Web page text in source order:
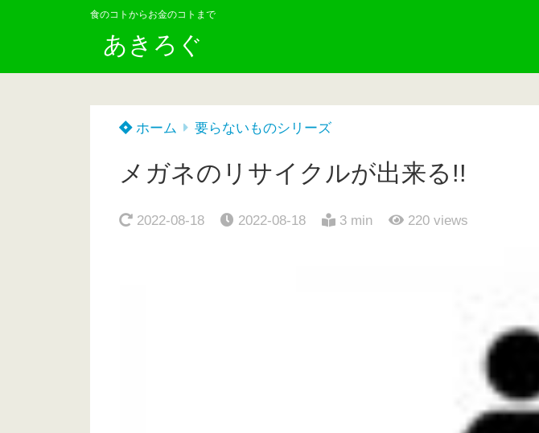
食のコトからお金のコトまで
あきろぐ
ホーム 要らないものシリーズ
メガネのリサイクルが出来る!!
2022-08-18 2022-08-18 3 min 220 views